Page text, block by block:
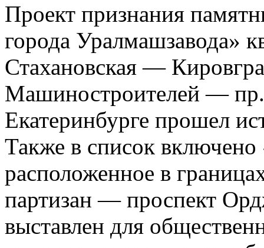
Проект признания
города Уралмашзавода»
Стахановская —
Машиностроителей —
Екатеринбурге прошел
Также в список включено
расположенное в
партизан — проспект
выставлен для